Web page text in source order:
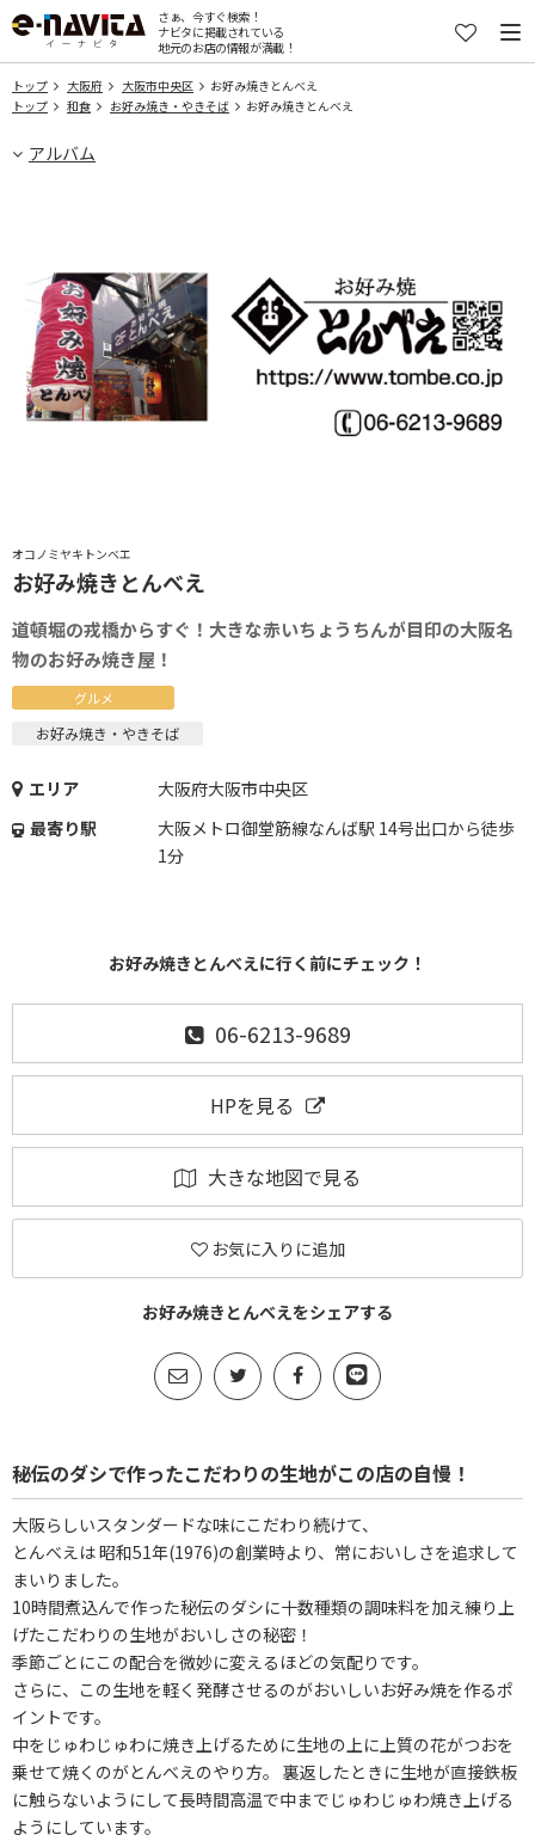
さぁ、今すぐ検索！
ナビタに掲載されている
地元のお店の情報が満載！
トップ 大阪府 大阪市中央区
お好み焼きとんべえ
トップ
和食 お好み焼き・やきそば お好み焼きとんべえ
アルバム
オコノミヤキトンベエ
お好み焼きとんべえ
道頓堀の戎橋からすぐ！大きな赤いちょうちんが目印の大阪名
物のお好み焼き屋！
グルメ
お好み焼き・やきそば
エリア
大阪府大阪市中央区
最寄り駅
大阪メトロ御堂筋線なんば駅 14号出口から徒歩
1分
お好み焼きとんべえに行く前にチェック！
06-6213-9689
HPを見る
大きな地図で見る
お気に入りに追加
お好み焼きとんべえをシェアする
秘伝のダシで作ったこだわりの生地がこの店の自慢！
大阪らしいスタンダードな味にこだわり続けて、
とんべえは 昭和51年(1976)の創業時より、常においしさを追求して
まいりました。
10時間煮込んで作った秘伝のダシに十数種類の調味料を加え練り上
げたこだわりの生地がおいしさの秘密！
季節ごとにこの配合を微妙に変えるほどの気配りです。
さらに、この生地を軽く発酵させるのがおいしいお好み焼を作るポ
イントです。
中をじゅわじゅわに焼き上げるために生地の上に上質の花がつおを
乗せて焼くのがとんべえのやり方。 裏返したときに生地が直接鉄板
に触らないようにして長時間高温で中までじゅわじゅわ焼き上げる
ようにしています。